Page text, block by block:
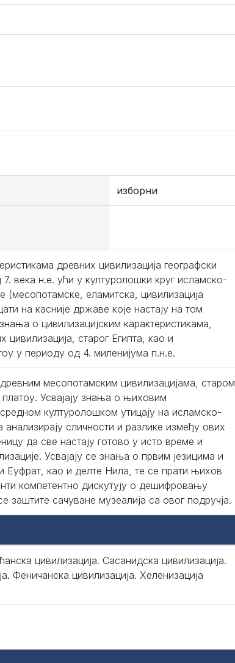
изборни
древних цивилизација географски
века н.е. ући у културолошки круг исламско-
(месопотамске, еламитска, цивилизација
на касније државе које настају на том
о цивилизацијским карактеристикама,
старог Египта, као и
у периоду од 4. миленијума п.н.е.
месопотамским цивилизацијама, старом
Усвајају знања о њиховим
културолошком утицају на исламско-
сличности и разлике између ових
да све настају готово у исто време и
Усвајају се знања о првим језицима и
Еуфрат, као и делте Нила, те се прати њихов
компетентно дискутују о дешифровању
заштите сачуване музеалија са овог подручја.
цивилизација. Сасанидска цивилизација.
Феничанска цивилизација. Хеленизација